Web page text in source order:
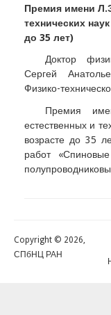
Премия имени
технических
до 35 лет)
Доктор
Сергей
Физико-
Премия
естественных и
возрасте до 35
работ
Copyright © 2026,
СПбНЦ РАН